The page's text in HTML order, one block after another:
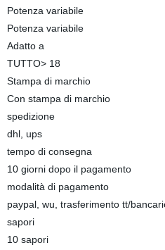
Potenza variabile
Potenza variabile
Adatto a
TUTTO> 18
Stampa di marchio
Con stampa di marchio
spedizione
dhl, ups
tempo di consegna
10 giorni dopo il pagamento
modalità di pagamento
paypal, wu, trasferimento tt/
sapori
10 sapori